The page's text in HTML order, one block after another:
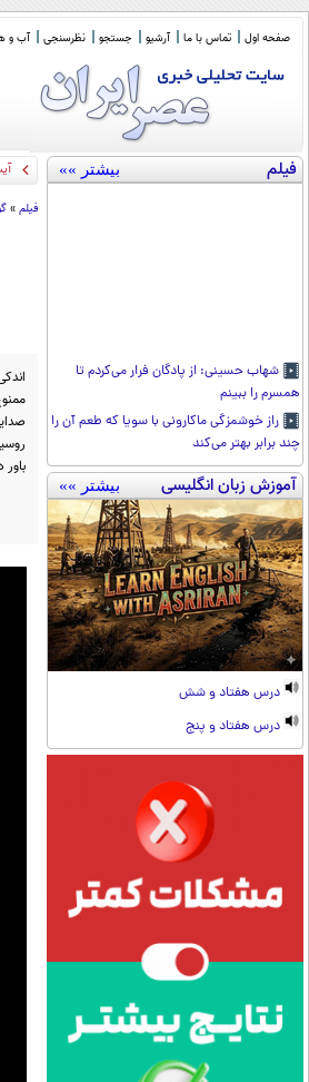
صفحه اول تماس با ما آرشیو جستجو نظرسنجی آب و
فیلم بیشتر »»
شهاب حسینی: از پادگان فرار می‌کردم تا
همسرم را ببینم
راز خوشمزگی ماکارونی با سویا که طعم آن را
چند برابر بهتر می‌کند
آموزش زبان انگلیسی بیشتر »»
درس هفتاد و شش
درس هفتاد و پنج
فیلم »